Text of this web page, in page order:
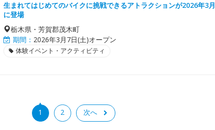
生まれてはじめてのバイクに挑戦できるアトラクションが2026年3月
に登場
栃木県・芳賀郡茂木町
期間： 2026年3月7日(土)オープン
体験イベント・アクティビティ
1 2 次へ